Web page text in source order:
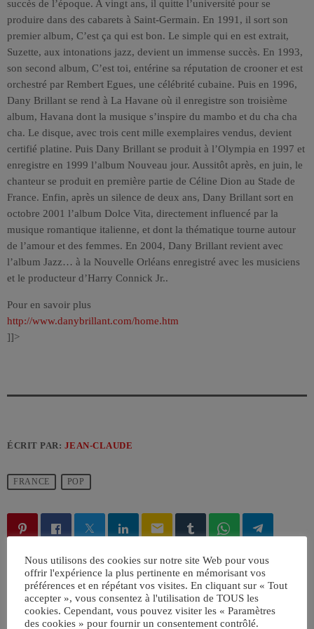
succès de l’époque. A vingt ans, il quitte l’université pour se
produire dans des cabarets à Saint-Germain. En 1991, il sort son
premier album, C’est ça qui est bon. Le simple qui en est extrait,
Suzette, aux intonations jazz, devient un immense succès. En 1993,
son second album, C’est toi, entérine sa réputation de crooner et est
orchestré par Rembert Egues, une célébrité cubaine. Puis en 1996,
Dany Brillant se rend à La Havane où il enregistre son troisième
album, Havana dont la musique s’inspire du mambo et du cha cha
cha. Le disque, avec trois cent mille exemplaires vendus, devient
certifié platine. Puis Dany Brillant se produit à l’Olympia en 1997 et
enregistre en 1999 l’album Nouveau jour. Aussitôt après, en juin, le
chanteur se produit en première partie de Céline Dion au Stade de
France. Enfin, après un silence de deux ans, Dany Brillant sort en
octobre 2001 l’album Dolce Vita, directement influencé par la
musique romantique italienne, et dont la thématique tourne autour
de l’amour et des femmes. En 2004, Dany Brillant revient avec
l’album Jazz… à la Nouvelle Orléans enregistré avec les musiciens
et le producteur d’Harry Connick Jr..
Pour en savoir plus
http://www.danybrillant.com/home.htm
]]>
ÉCRIT PAR: JEAN-CLAUDE
FRANCE POP
email
RATE IT
Nous utilisons des cookies sur notre site Web pour vous
offrir l'expérience la plus pertinente en mémorisant vos
préférences et en répétant vos visites. En cliquant sur « Tout
accepter », vous consentez à l'utilisation de TOUS les
cookies. Cependant, vous pouvez visiter les « Paramètres
des cookies » pour fournir un consentement contrôlé.